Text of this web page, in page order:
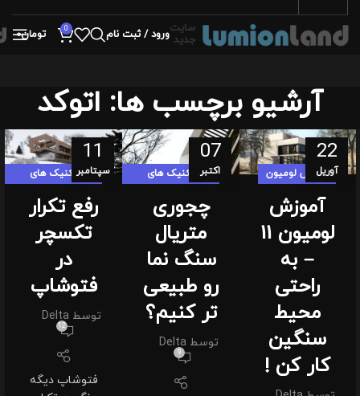
سایت
جدید ورود / ثبت نام 0 تومان0
آرشیو برچسب ها: اتوکد
22
آوریلآموزش لومیون
آموزش
لومیون 11
– به
راحتی
محیط
سنگین
کار کن !
07
اکتبر
تکنیک های
چجوری
متریال
سنگ نما
رو طبیعی
تر کنیم؟
توسط Delta
9
11
سپتامبرتکنیک های
رفع تکرار
تکسچر
در
فتوشاپ
توسط Delta
12
فتوشاپ دیگه